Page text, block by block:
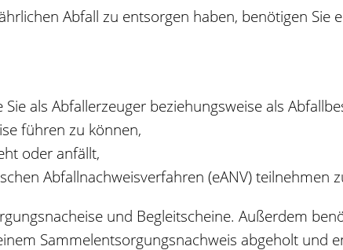
Abfall zu entsorgen haben, benötigen Sie
als Abfallerzeuger beziehungsweise als
führen zu können,
oder anfällt,
Abfallnachweisverfahren (eANV) teilnehmen
und Begleitscheine. Außerdem
Sammelentsorgungsnachweis abgeholt und